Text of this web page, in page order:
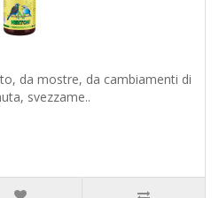
da mostre, da cambiamenti di
svezzame..